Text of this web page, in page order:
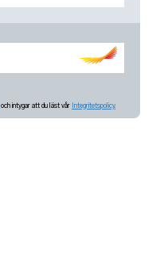
och intygar att du läst vår Integritetspolicy.